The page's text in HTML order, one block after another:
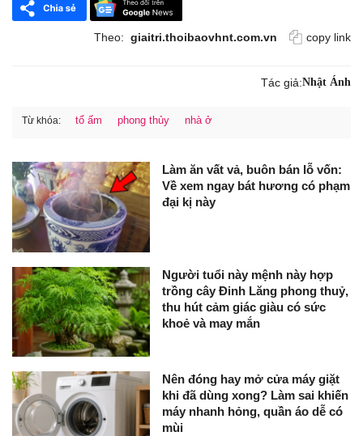
Theo: giaitri.thoibaovhnt.com.vn copy link
Tác giả:Nhật Ánh
Từ khóa: tổ ấm phong thủy nhà ở
Làm ăn vất vả, buôn bán lỗ vốn:
Về xem ngay bát hương có phạm
đại kị này
Người tuổi này mệnh này hợp
trồng cây Đinh Lăng phong thuỷ,
thu hút cảm giác giàu có sức
khoẻ và may mắn
Nên đóng hay mở cửa máy giặt
khi đã dùng xong? Làm sai khiến
máy nhanh hỏng, quần áo dễ có
mùi